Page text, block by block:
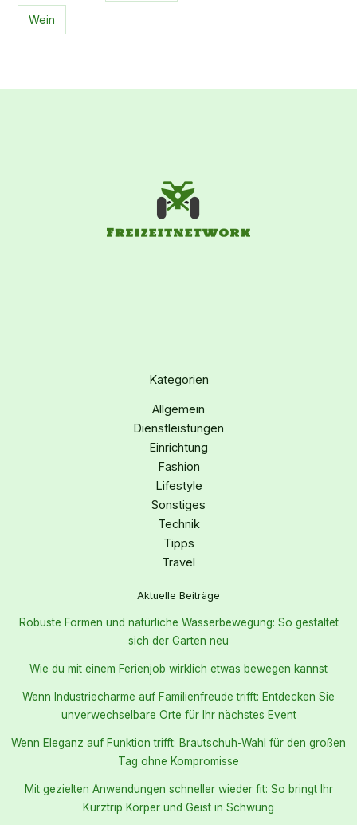
Wein
Kategorien
Allgemein
Dienstleistungen
Einrichtung
Fashion
Lifestyle
Sonstiges
Technik
Tipps
Travel
Aktuelle Beiträge
Robuste Formen und natürliche Wasserbewegung: So gestaltet
sich der Garten neu
Wie du mit einem Ferienjob wirklich etwas bewegen kannst
Wenn Industriecharme auf Familienfreude trifft: Entdecken Sie
unverwechselbare Orte für Ihr nächstes Event
Wenn Eleganz auf Funktion trifft: Brautschuh-Wahl für den großen
Tag ohne Kompromisse
Mit gezielten Anwendungen schneller wieder fit: So bringt Ihr
Kurztrip Körper und Geist in Schwung